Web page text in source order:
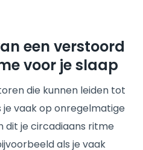
een verstoord
voor je slaap
die kunnen leiden tot
vaak op onregelmatige
dit je circadiaans ritme
als je vaak